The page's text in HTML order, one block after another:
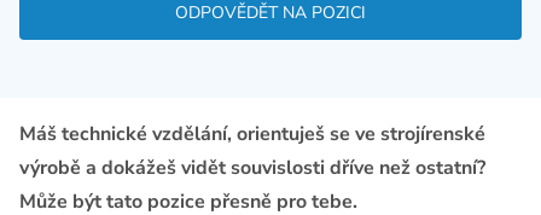
ODPOVĚDĚT NA POZICI
Máš technické vzdělání, orientuješ se ve strojírenské
výrobě a dokážeš vidět souvislosti dříve než ostatní?
Může být tato pozice přesně pro tebe.